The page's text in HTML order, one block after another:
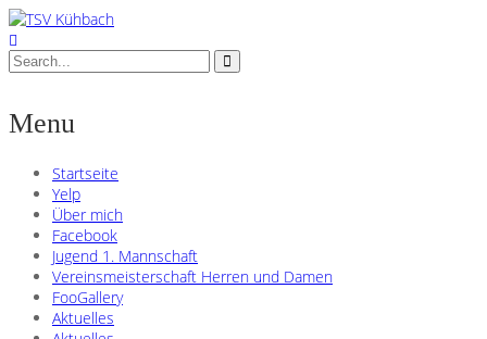
Menu
Startseite
Yelp
Über mich
Facebook
Jugend 1. Mannschaft
Vereinsmeisterschaft Herren und Damen
FooGallery
Aktuelles